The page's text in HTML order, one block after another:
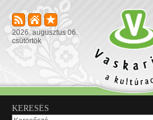
2026. augusztus 06.
csütörtök
KERESÉS